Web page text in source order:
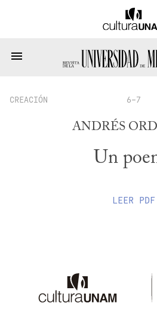
CREACIÓN 6-7
ANDRÉS
Un
LEER PDF